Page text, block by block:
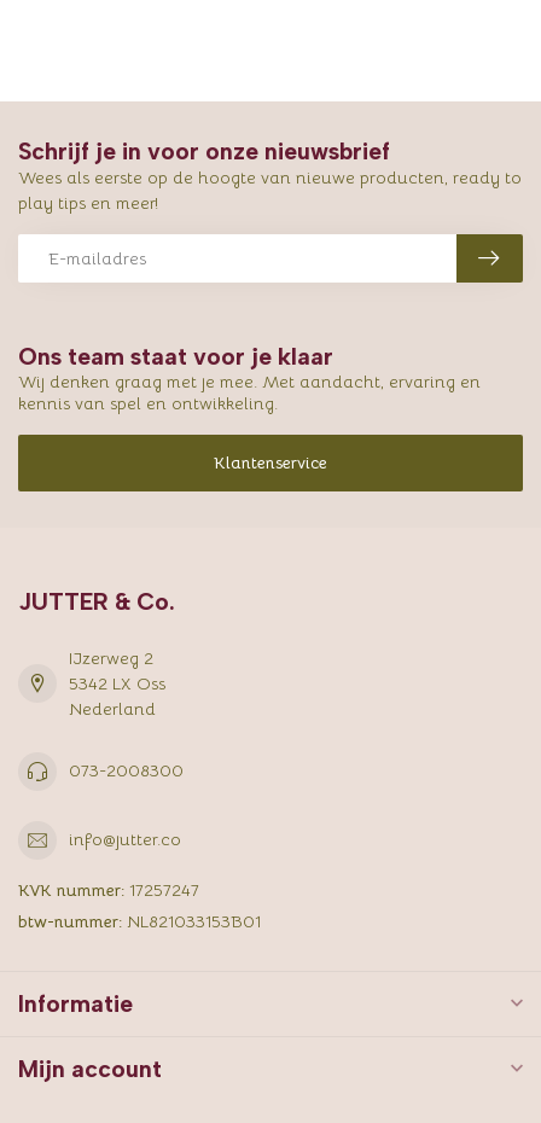
Ons team staat voor je klaar
Wij denken graag met je mee. Met aandacht, ervaring en
kennis van spel en ontwikkeling.
Klantenservice
Schrijf je in voor onze nieuwsbrief
Wees als eerste op de hoogte van nieuwe producten, ready to
play tips en meer!
JUTTER & Co.
IJzerweg 2
5342 LX Oss
Nederland
073-2008300
info@jutter.co
KVK nummer: 17257247
btw-nummer: NL821033153B01
Informatie
Mijn account